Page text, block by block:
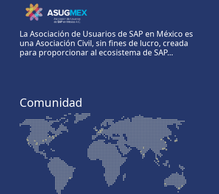
La Asociación de Usuarios de SAP en México es
una Asociación Civil, sin fines de lucro, creada
para proporcionar al ecosistema de SAP...
Comunidad